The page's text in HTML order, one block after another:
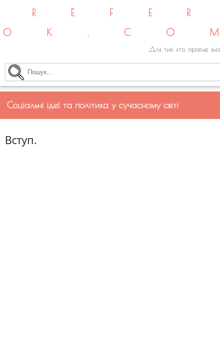
Для тих хто прагне
Соціальні ідеї та політика у сучасному світі
Вступ.